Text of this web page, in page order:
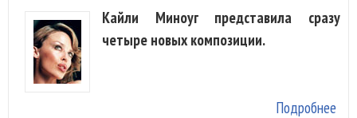
Кайли Миноуг представила сразу
четыре новых композиции.
Подробнее